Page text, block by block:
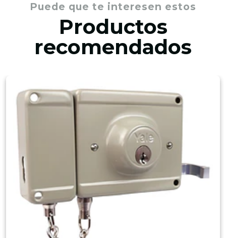
Puede que te interesen estos
Productos
recomendados